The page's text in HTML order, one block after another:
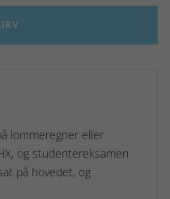
lommeregner eller
og studentereksamen
på hovedet, og